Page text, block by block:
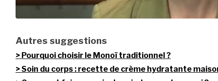
Autres suggestions
Pourquoi choisir le Monoï traditionnel ?
Soin du corps : recette de crème hydratante